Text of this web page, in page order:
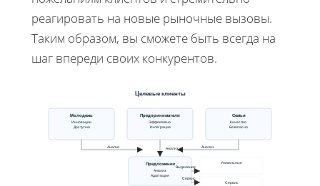
реагировать на новые рыночные вызовы.
Таким образом, вы сможете быть всегда на
шаг впереди своих конкурентов.
Целевые клиенты
Молодежь
Инновации
Доступно
Предприниматели
Эффективно
Интеграция
Семьи
Качество
Безопасно
Предложение
Анализ
Адаптация
Анализ Анализ Анализ
Уникальные
Сервис
Выделение
Сервис